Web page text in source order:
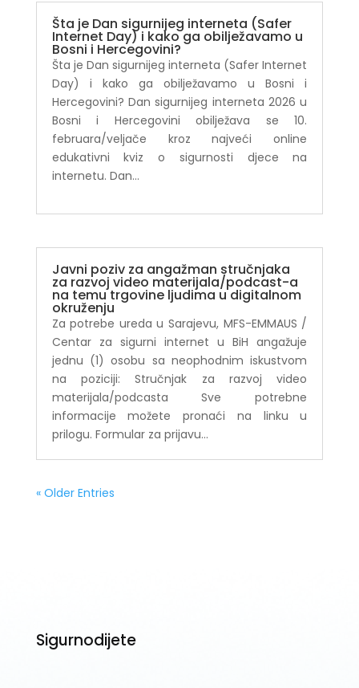
Šta je Dan sigurnijeg interneta (Safer
Internet Day) i kako ga obilježavamo u
Bosni i Hercegovini?
Šta je Dan sigurnijeg interneta (Safer Internet
Day) i kako ga obilježavamo u Bosni i
Hercegovini? Dan sigurnijeg interneta 2026 u
Bosni i Hercegovini obilježava se 10.
februara/veljače kroz najveći online
edukativni kviz o sigurnosti djece na
internetu. Dan...
Javni poziv za angažman stručnjaka
za razvoj video materijala/podcast-a
na temu trgovine ljudima u digitalnom
okruženju
Za potrebe ureda u Sarajevu, MFS-EMMAUS /
Centar za sigurni internet u BiH angažuje
jednu (1) osobu sa neophodnim iskustvom
na poziciji: Stručnjak za razvoj video
materijala/podcasta Sve potrebne
informacije možete pronaći na linku u
prilogu. Formular za prijavu...
« Older Entries
Sigurnodijete